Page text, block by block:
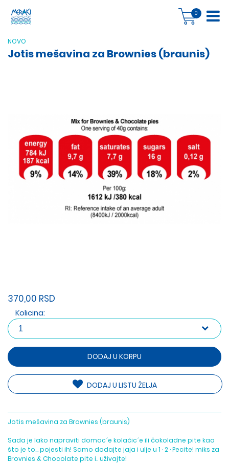
0
NOVO
Jotis mešavina za Brownies (braunis)
370,00 RSD
Kolicina:
DODAJ U KORPU
DODAJ U LISTU ŽELJA
Jotis mešavina za Brownies (braunis)
Sada je lako napraviti domac´e kolačic´e ili čokoladne pite kao
što je to... pojesti ih! Samo dodajte jaja i ulje u 1 · 2 · Pecite! miks za
Brovnies & Chocolate pite i.. uživajte!